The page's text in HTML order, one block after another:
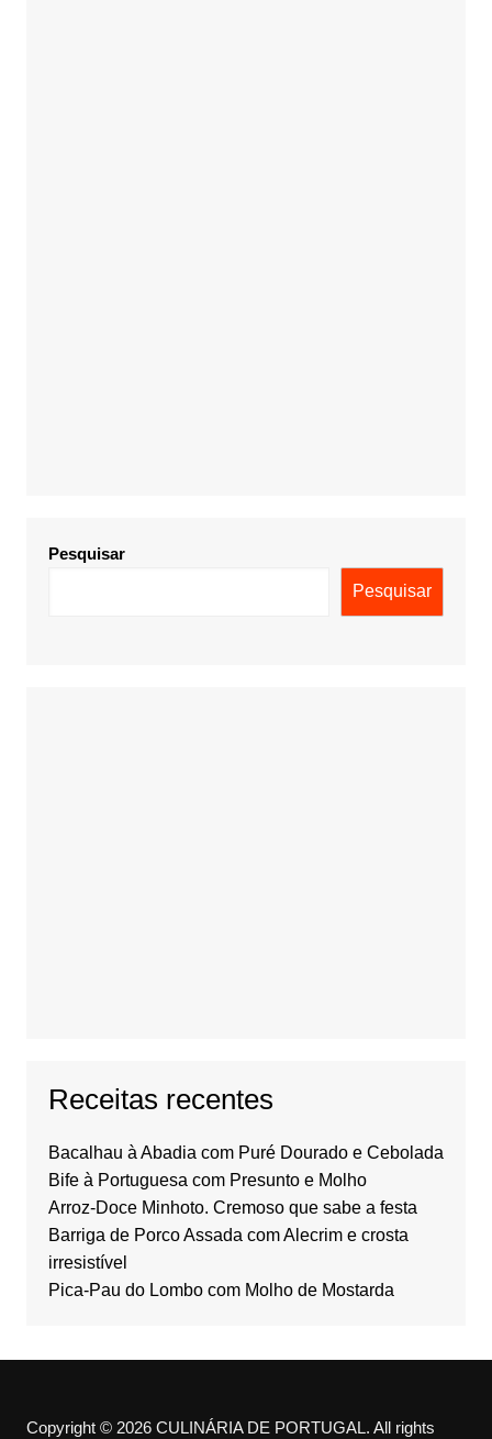
Pesquisar
Pesquisar
Receitas recentes
Bacalhau à Abadia com Puré Dourado e Cebolada
Bife à Portuguesa com Presunto e Molho
Arroz-Doce Minhoto. Cremoso que sabe a festa
Barriga de Porco Assada com Alecrim e crosta
irresistível
Pica-Pau do Lombo com Molho de Mostarda
Copyright © 2026 CULINÁRIA DE PORTUGAL. All rights